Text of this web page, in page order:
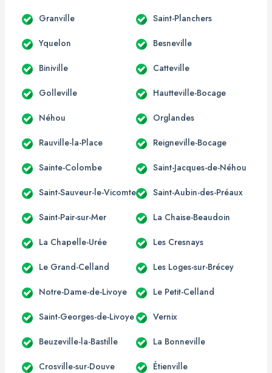
Granville Saint-Planchers
Yquelon Besneville
Biniville Catteville
Golleville Hautteville-Bocage
Néhou Orglandes
Rauville-la-Place Reigneville-Bocage
Sainte-Colombe Saint-Jacques-de-Néhou
Saint-Sauveur-le-Vicomte Saint-Aubin-des-Préaux
Saint-Pair-sur-Mer La Chaise-Beaudoin
La Chapelle-Urée Les Cresnays
Le Grand-Celland Les Loges-sur-Brécey
Notre-Dame-de-Livoye Le Petit-Celland
Saint-Georges-de-Livoye Vernix
Beuzeville-la-Bastille La Bonneville
Crosville-sur-Douve Étienville